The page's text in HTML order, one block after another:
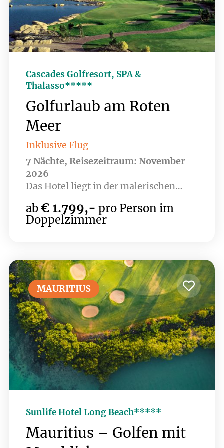
auch bereits 9 Loch des brandneuen
Golfplatzes Hidden Cove bespielbar -
ab dem Jahr 2027 sorgen dann zwei
18-Loch Plätze für perfektes
Cascades Golfresort, SPA &
Thalasso*****
Golfurlaub am Roten
Meer
Inklusive Flug
7 Nächte, Reisezeitraum: November
2026
Das Hotel liegt in der malerischen
bietet eine perfekte Kombination aus
Erholung und Aktivität. Umgeben von
auch auf einem erstklassigen Golfplatz
spielen. Der Soma Bay Golf Club, ein
Gary Player Design 18-Loch
Championship Course mit seinen
spektakulären Ausblicken auf das Meer
und die Wüste verspricht ein
einzigartiges Golferlebnis. Aktuell sind
auch bereits 9 Loch des brandneuen
Golfplatzes Hidden Cove bespielbar -
ab dem Jahr 2027 sorgen dann zwei
18-Loch Plätze für perfektes
ab€ 1.799,- pro Person im
Doppelzimmer
MAURITIUS
Sunlife Hotel Long Beach*****
Mauritius – Golfen mit